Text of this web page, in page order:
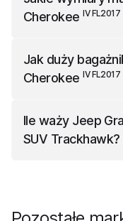
710 koni
CherokeeIV FL2017
4846 mm
Jak duży
CherokeeIV FL2017
bagażnik o
Ile waży Jeep
SUV Trackhawk?